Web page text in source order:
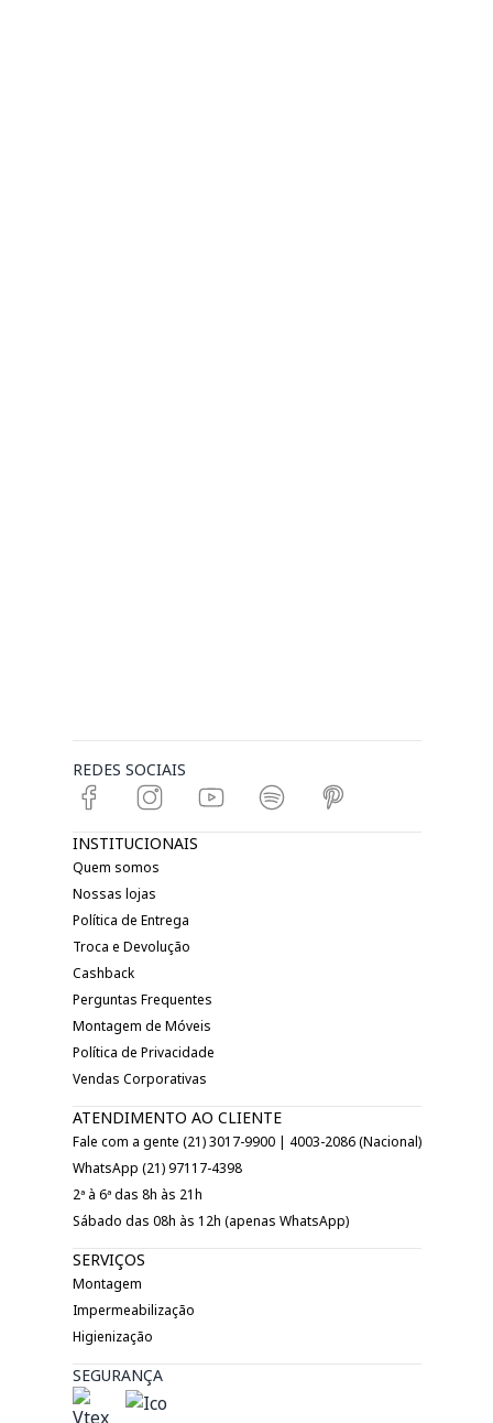
REDES SOCIAIS
INSTITUCIONAIS
Quem somos
Nossas lojas
Política de Entrega
Troca e Devolução
Cashback
Perguntas Frequentes
Montagem de Móveis
Política de Privacidade
Vendas Corporativas
ATENDIMENTO AO CLIENTE
Fale com a gente (21) 3017-9900 | 4003-2086 (Nacional)
WhatsApp (21) 97117-4398
2ª à 6ª das 8h às 21h
Sábado das 08h às 12h (apenas WhatsApp)
SERVIÇOS
Montagem
Impermeabilização
Higienização
SEGURANÇA